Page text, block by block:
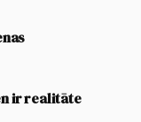
ir realitāte